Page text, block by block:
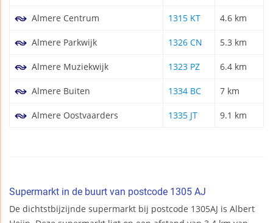
Almere Centrum 1315 KT 4.6 km
Almere Parkwijk 1326 CN 5.3 km
Almere Muziekwijk 1323 PZ 6.4 km
Almere Buiten 1334 BC 7 km
Almere Oostvaarders 1335 JT 9.1 km
Supermarkt in de buurt van postcode 1305 AJ
De dichtstbijzijnde supermarkt bij postcode 1305AJ is Albert